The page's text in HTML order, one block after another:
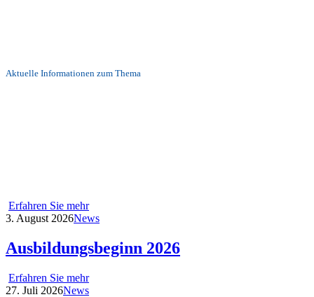
Aktuelle Informationen zum Thema
Erfahren Sie mehr
3. August 2026News
Ausbildungsbeginn 2026
Erfahren Sie mehr
27. Juli 2026News